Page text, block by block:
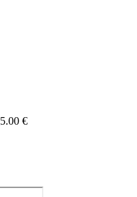
5.00 €